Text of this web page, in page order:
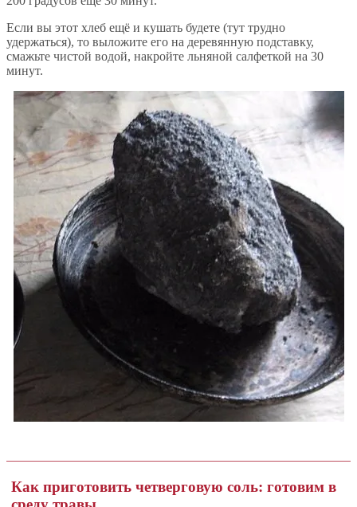
Если вы этот хлеб ещё и кушать будете (тут трудно
удержаться), то выложите его на деревянную подставку,
смажьте чистой водой, накройте льняной салфеткой на 30
минут.
Как приготовить четверговую соль: готовим в